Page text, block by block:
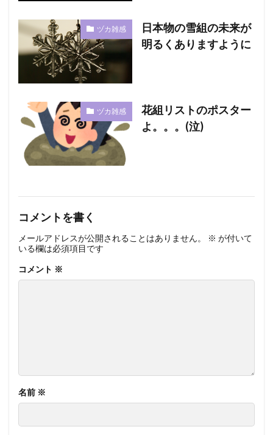
ヅカ雑感
日本物の雪組の未来が
明るくありますように
ヅカ雑感
花組リストのポスター
よ。。。(泣)
コメントを書く
メールアドレスが公開されることはありません。 ※ が付いて
いる欄は必須項目です
コメント ※
名前 ※